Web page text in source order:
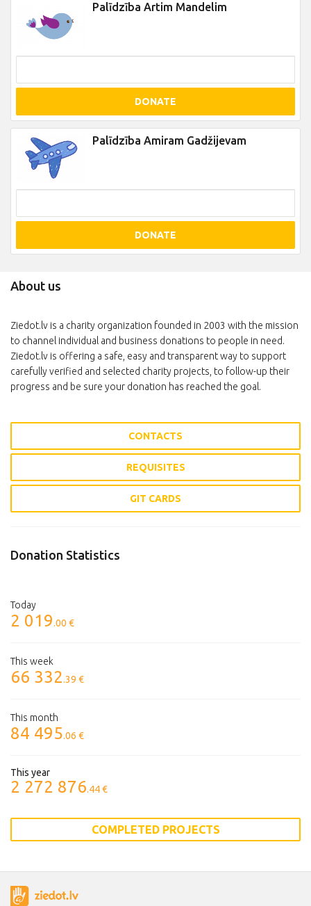
Palīdzība Artim Mandelim
DONATE
Palīdzība Amiram Gadžijevam
DONATE
About us
Ziedot.lv is a charity organization founded in 2003 with the mission
to channel individual and business donations to people in need.
Ziedot.lv is offering a safe, easy and transparent way to support
carefully verified and selected charity projects, to follow-up their
progress and be sure your donation has reached the goal.
CONTACTS
REQUISITES
GIT CARDS
Donation Statistics
Today
2 019.00 €
This week
66 332.39 €
This month
84 495.06 €
This year
2 272 876.44 €
COMPLETED PROJECTS